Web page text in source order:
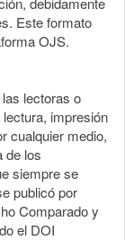
Este formato
OJS.
lectoras o
impresión
cualquier medio,
de los
siempre se
publicó por
Comparado y
el DOI